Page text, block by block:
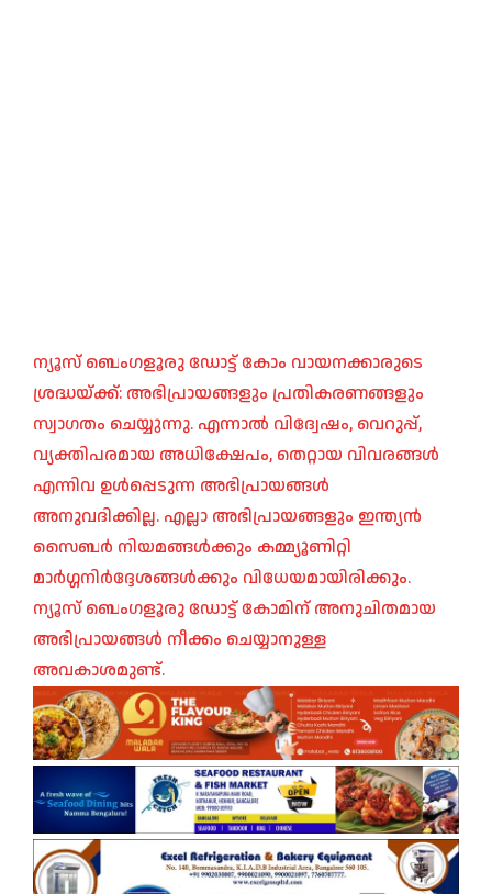
ന്യൂസ് ബെംഗളൂരു ഡോട്ട് കോം വായനക്കാരുടെ
ശ്രദ്ധയ്ക്ക്: അഭിപ്രായങ്ങളും പ്രതികരണങ്ങളും
സ്വാഗതം ചെയ്യുന്നു. എന്നാൽ വിദ്വേഷം, വെറുപ്പ്,
വ്യക്തിപരമായ അധിക്ഷേപം, തെറ്റായ വിവരങ്ങൾ
എന്നിവ ഉൾപ്പെടുന്ന അഭിപ്രായങ്ങൾ
അനുവദിക്കില്ല. എല്ലാ അഭിപ്രായങ്ങളും ഇന്ത്യൻ
സൈബർ നിയമങ്ങൾക്കും കമ്മ്യൂണിറ്റി
മാർഗ്ഗനിർദ്ദേശങ്ങൾക്കും വിധേയമായിരിക്കും.
ന്യൂസ് ബെംഗളൂരു ഡോട്ട് കോമിന് അനുചിതമായ
അഭിപ്രായങ്ങൾ നീക്കം ചെയ്യാനുള്ള
അവകാശമുണ്ട്.